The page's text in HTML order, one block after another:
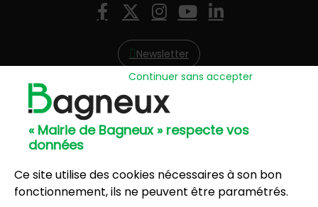
« Mairie de Bagneux » respecte vos
données
Ce site utilise des cookies nécessaires à son bon
fonctionnement, ils ne peuvent être paramétrés.
Continuer sans accepter
Facebook
X (Twitter)
Instagram
YouTube
LinkedIn
Newsletter
Hôtel de Ville
57, avenue Henri Ravera - 92220 Bagneux
01 42 31 60 00
8, résidence du Port Galand - 92220 Bagneux
01 45 47 62 00